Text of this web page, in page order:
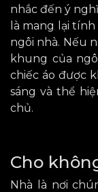
nhắc đến ý
là mang lại
ngôi nhà. Nếu
khung của
chiếc áo được
sáng và thể
chủ.
Cho
Nhà là nơi